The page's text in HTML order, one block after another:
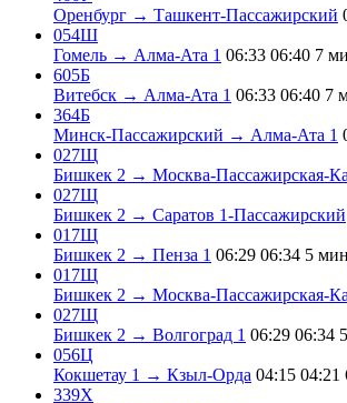
Оренбург → Ташкент-Пассажирский
054Ш
Гомель → Алма-Ата 1 06:33 06:40 7
605Б
Витебск → Алма-Ата 1 06:33 06:40 7
364Б
Минск-Пассажирский → Алма-Ата 1
027Щ
Бишкек 2 → Москва-Пассажирская-
027Щ
Бишкек 2 → Саратов 1-Пассажирский
017Щ
Бишкек 2 → Пенза 1 06:29 06:34 5 мин
017Щ
Бишкек 2 → Москва-Пассажирская-
027Щ
Бишкек 2 → Волгоград 1 06:29 06:34
056Ц
Кокшетау 1 → Кзыл-Орда 04:15 04:21
339Х